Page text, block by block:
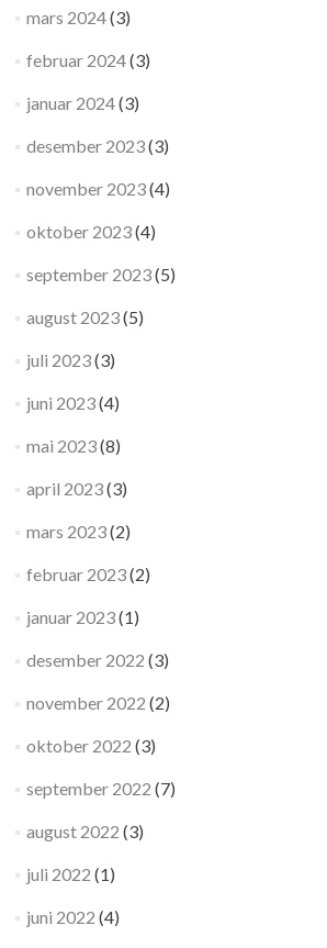
mars 2024(3)
februar 2024(3)
januar 2024(3)
desember 2023(3)
november 2023(4)
oktober 2023(4)
september 2023(5)
august 2023(5)
juli 2023(3)
juni 2023(4)
mai 2023(8)
april 2023(3)
mars 2023(2)
februar 2023(2)
januar 2023(1)
desember 2022 (3)
november 2022 (2)
oktober 2022 (3)
september 2022 (7)
august 2022 (3)
juli 2022 (1)
juni 2022 (4)